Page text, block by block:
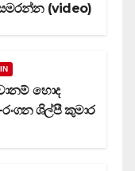
(video)
හොද
ශිල්පී කුමාර